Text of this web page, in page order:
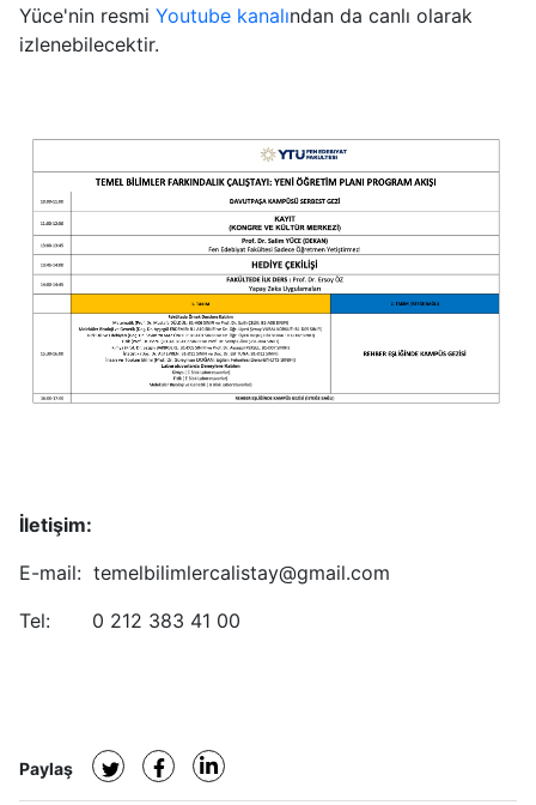
Yüce'nin resmi Youtube kanalından da canlı olarak
izlenebilecektir.
İletişim:
E-mail: temelbilimlercalistay@gmail.com
Tel: 0 212 383 41 00
Paylaş